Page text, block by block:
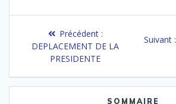
Navigation
l’article
Précédent :Article
précédent
DEPLACEMENT DE LA
PRESIDENTE
Suivant :
SOMMAIRE